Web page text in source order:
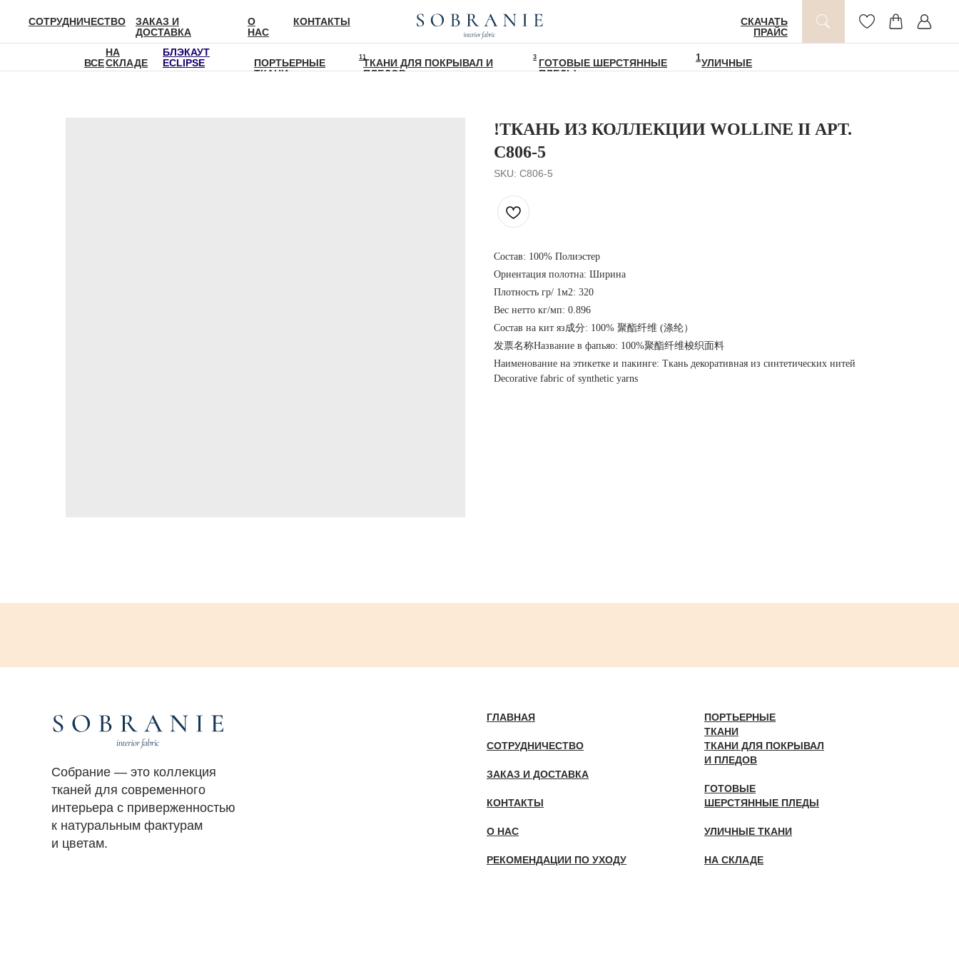
СОТРУДНИЧЕСТВО
ЗАКАЗ И
ДОСТАВКА
О
НАС
КОНТАКТЫ
СКАЧАТЬ
ПРАЙС
ВСЕ
НА
СКЛАДЕ
БЛЭКАУТ
ECLIPSE
ПОРТЬЕРНЫЕ
ТКАНИ
11ТКАНИ ДЛЯ ПОКРЫВАЛ И
ПЛЕДОВ
3 ГОТОВЫЕ ШЕРСТЯННЫЕ
ПЛЕДЫ
1УЛИЧНЫЕ
!ТКАНЬ ИЗ КОЛЛЕКЦИИ WOLLINE II АРТ.
C806-5
SKU: С806-5
Состав: 100% Полиэстер
Ориентация полотна: Ширина
Плотность гр/ 1м2: 320
Вес нетто кг/мп: 0.896
Состав на кит яз成分: 100% 聚酯纤维 (涤纶）
发票名称Название в фапьяо: 100%聚酯纤维梭织面料
Наименование на этикетке и пакинге: Ткань декоративная из синтетических нитей
Decorative fabric of synthetic yarns
Собрание — это коллекция
тканей для современного
интерьера с приверженностью
к натуральным фактурам
и цветам.
ГЛАВНАЯ
СОТРУДНИЧЕСТВО
ЗАКАЗ И ДОСТАВКА
КОНТАКТЫ
О НАС
ПОРТЬЕРНЫЕ
ТКАНИ
ТКАНИ ДЛЯ ПОКРЫВАЛ
И ПЛЕДОВ
ГОТОВЫЕ
ШЕРСТЯННЫЕ ПЛЕДЫ
УЛИЧНЫЕ ТКАНИ
НА СКЛАДЕ
РЕКОМЕНДАЦИИ ПО УХОДУ